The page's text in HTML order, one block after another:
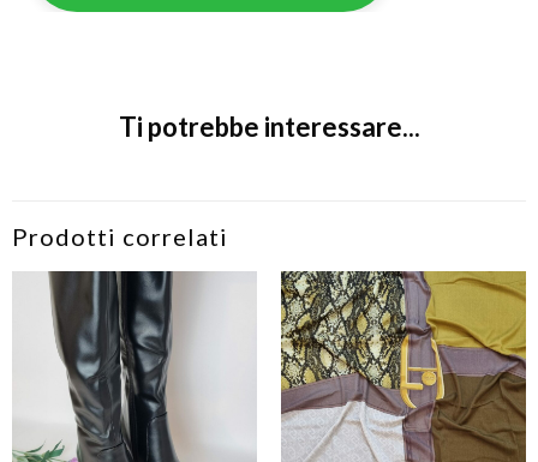
Ti potrebbe interessare...
Prodotti correlati